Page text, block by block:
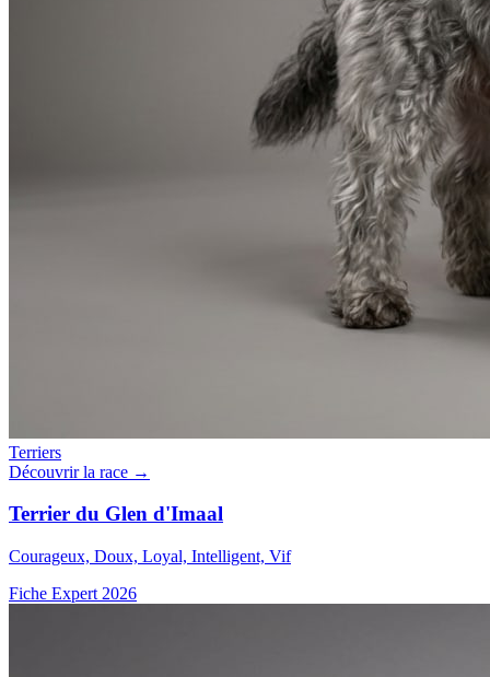
Terriers
Découvrir la race →
Terrier du Glen d'Imaal
Courageux, Doux, Loyal, Intelligent, Vif
Fiche Expert 2026